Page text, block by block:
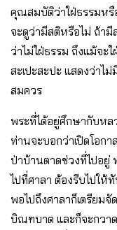
คุณสมบัติว่าใฝ่ธรรมหรื
จะดูว่ามีสติหรือไม่ ถ้ามี
ว่าไม่ใฝ่ธรรม ถึงแม้จะ
สะเปะสะปะ แสดงว่าไ
สมควร
พระที่ได้อยู่ศึกษากับหล
ท่านจะบอกว่าเปิดโอก
ป่าบ้านตาดช่วงที่ไปอยู่
ไปที่ศาลา ต้องรีบไปให้ทั
พอไปถึงศาลาก็เตรียม
บิณฑบาต และก็จะกวา